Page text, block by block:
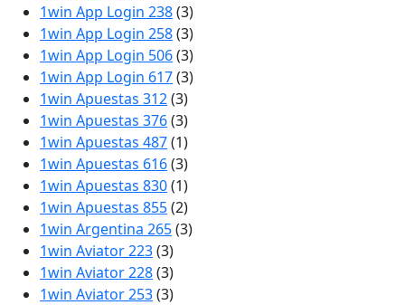
1win App Login 238(3)
1win App Login 258(3)
1win App Login 506(3)
1win App Login 617(3)
1win Apuestas 312(3)
1win Apuestas 376(3)
1win Apuestas 487(1)
1win Apuestas 616(3)
1win Apuestas 830(1)
1win Apuestas 855(2)
1win Argentina 265(3)
1win Aviator 223(3)
1win Aviator 228(3)
1win Aviator 253(3)